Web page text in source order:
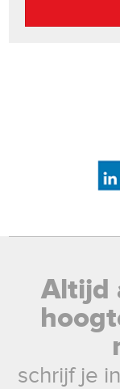
Altijd
schrijf je